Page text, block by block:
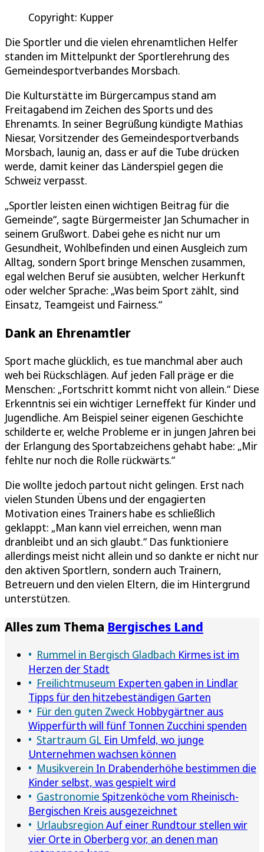
Copyright: Kupper
Die Sportler und die vielen ehrenamtlichen Helfer
standen im Mittelpunkt der Sportlerehrung des
Gemeindesportverbandes Morsbach.
Die Kulturstätte im Bürgercampus stand am
Freitagabend im Zeichen des Sports und des
Ehrenamts. In seiner Begrüßung kündigte Mathias
Niesar, Vorsitzender des Gemeindesportverbands
Morsbach, launig an, dass er auf die Tube drücken
werde, damit keiner das Länderspiel gegen die
Schweiz verpasst.
„Sportler leisten einen wichtigen Beitrag für die
Gemeinde“, sagte Bürgermeister Jan Schumacher in
seinem Grußwort. Dabei gehe es nicht nur um
Gesundheit, Wohlbefinden und einen Ausgleich zum
Alltag, sondern Sport bringe Menschen zusammen,
egal welchen Beruf sie ausübten, welcher Herkunft
oder welcher Sprache: „Was beim Sport zählt, sind
Einsatz, Teamgeist und Fairness.“
Dank an Ehrenamtler
Sport mache glücklich, es tue manchmal aber auch
weh bei Rückschlägen. Auf jeden Fall präge er die
Menschen: „Fortschritt kommt nicht von allein.“ Diese
Erkenntnis sei ein wichtiger Lerneffekt für Kinder und
Jugendliche. Am Beispiel seiner eigenen Geschichte
schilderte er, welche Probleme er in jungen Jahren bei
der Erlangung des Sportabzeichens gehabt habe: „Mir
fehlte nur noch die Rolle rückwärts.“
Die wollte jedoch partout nicht gelingen. Erst nach
vielen Stunden Übens und der engagierten
Motivation eines Trainers habe es schließlich
geklappt: „Man kann viel erreichen, wenn man
dranbleibt und an sich glaubt.“ Das funktioniere
allerdings meist nicht allein und so dankte er nicht nur
den aktiven Sportlern, sondern auch Trainern,
Betreuern und den vielen Eltern, die im Hintergrund
unterstützen.
Alles zum Thema Bergisches Land
Rummel in Bergisch Gladbach Kirmes ist im
Herzen der Stadt
Freilichtmuseum Experten gaben in Lindlar
Tipps für den hitzebeständigen Garten
Für den guten Zweck Hobbygärtner aus
Wipperfürth will fünf Tonnen Zucchini spenden
Startraum GL Ein Umfeld, wo junge
Unternehmen wachsen können
Musikverein In Drabenderhöhe bestimmen die
Kinder selbst, was gespielt wird
Gastronomie Spitzenköche vom Rheinisch-
Bergischen Kreis ausgezeichnet
Urlaubsregion Auf einer Rundtour stellen wir
vier Orte in Oberberg vor, an denen man